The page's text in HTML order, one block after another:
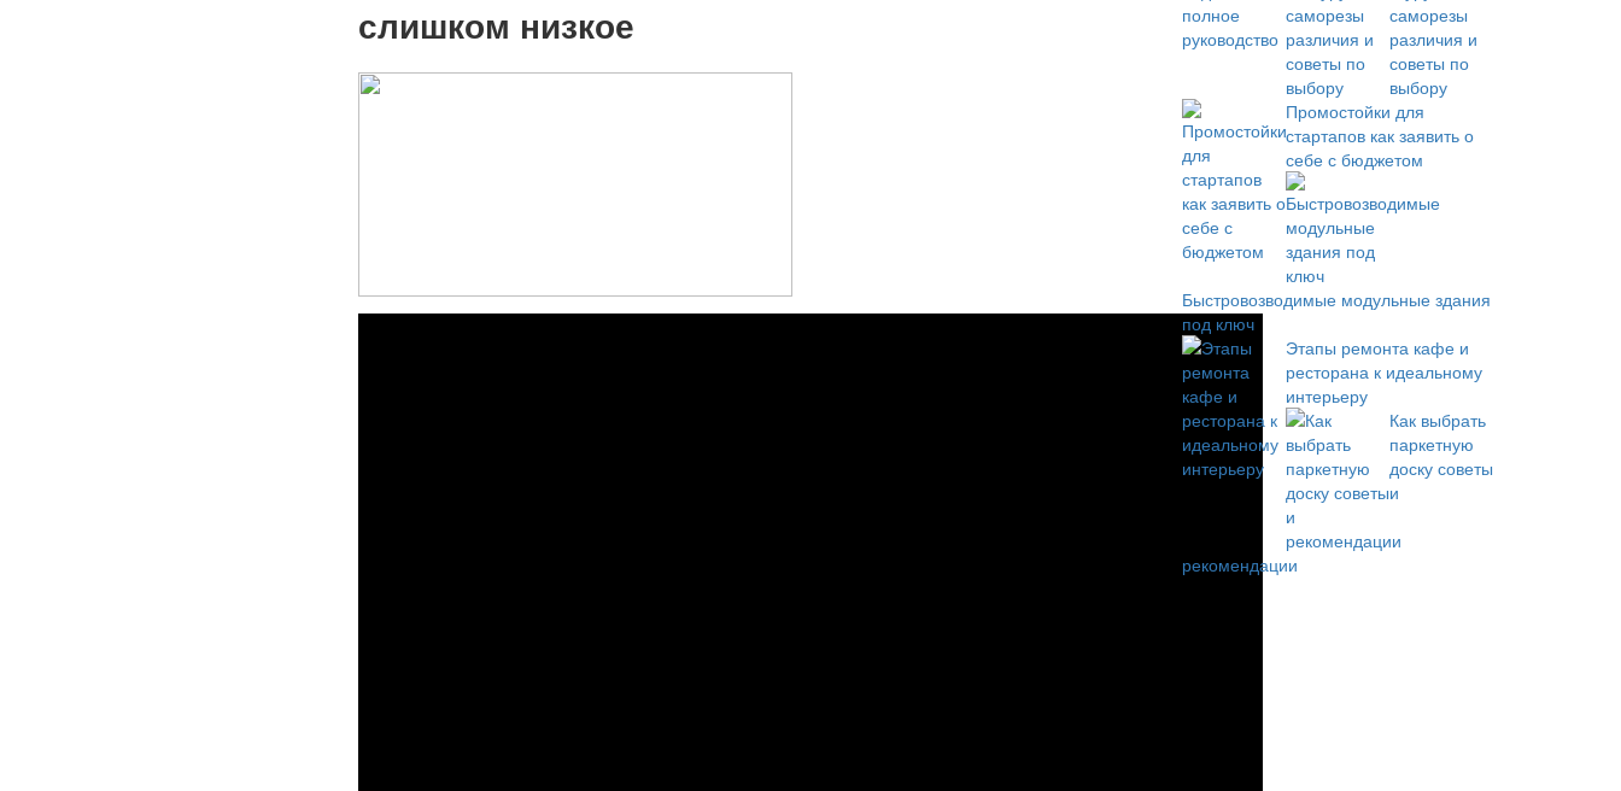
слишком низкое
саморезы
различия и
советы по
выбору
Промостойки для
стартапов как заявить о
себе с бюджетом
Быстровозводимые модульные здания
под ключ
Этапы ремонта кафе и
ресторана к идеальному
интерьеру
Как выбрать
паркетную
доску советы
и
рекомендации